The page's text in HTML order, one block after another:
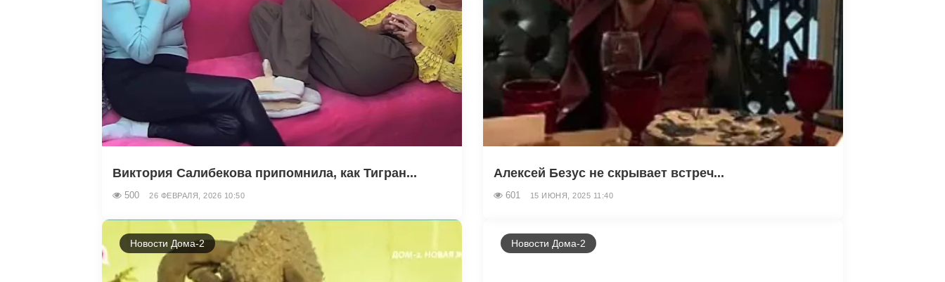
Виктория Салибекова припомнила, как Тигран...
500 26 ФЕВРАЛЯ, 2026 10:50
Алексей Безус не скрывает встреч...
601 15 ИЮНЯ, 2025 11:40
Новости Дома-2 Новости Дома-2